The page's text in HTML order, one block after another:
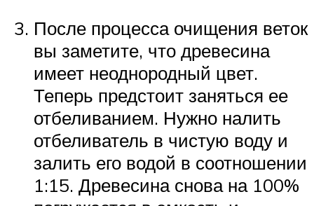
После процесса очищения веток
вы заметите, что древесина
имеет неоднородный цвет.
Теперь предстоит заняться ее
отбеливанием. Нужно налить
отбеливатель в чистую воду и
залить его водой в соотношении
1:15. Древесина снова на 100%